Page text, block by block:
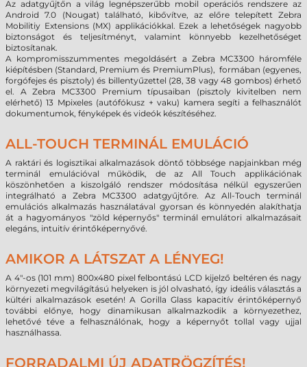
Az adatgyűjtőn a világ legnépszerűbb mobil operációs rendszere az
Android 7.0 (Nougat) található, kibővítve, az előre telepített Zebra
Mobilitiy Extensions (MX) applikációkkal. Ezek a lehetőségek nagyobb
biztonságot és teljesítményt, valamint könnyebb kezelhetőséget
biztosítanak.
A kompromisszummentes megoldásért a Zebra MC3300 háromféle
kiépítésben (Standard, Premium és PremiumPlus), formában (egyenes,
forgófejes és pisztoly) és billentyűzettel (28, 38 vagy 48 gombos) érhető
el. A Zebra MC3300 Premium típusaiban (pisztoly kivitelben nem
elérhető) 13 Mpixeles (autófókusz + vaku) kamera segíti a felhasználót
dokumentumok, fényképek és videók készítéséhez.
ALL-TOUCH TERMINÁL EMULÁCIÓ
A raktári és logisztikai alkalmazások döntő többsége napjainkban még
terminál emulációval működik, de az All Touch applikációnak
köszönhetően a kiszolgáló rendszer módosítása nélkül egyszerűen
integrálható a Zebra MC3300 adatgyűjtőre. Az All-Touch terminál
emulációs alkalmazás használatával gyorsan és könnyedén alakíthatja
át a hagyományos "zöld képernyős" terminál emulátori alkalmazásait
elegáns, intuitív érintőképernyővé.
AMIKOR A LÁTSZAT A LÉNYEG!
A 4"-os (101 mm) 800x480 pixel felbontású LCD kijelző beltéren és nagy
környezeti megvilágítású helyeken is jól olvasható, így ideális választás a
kültéri alkalmazások esetén! A Gorilla Glass kapacitív érintőképernyő
további előnye, hogy dinamikusan alkalmazkodik a környezethez,
lehetővé téve a felhasználónak, hogy a képernyőt tollal vagy ujjal
használhassa.
FORRADALMI ÚJ ADATRÖGZÍTÉS!